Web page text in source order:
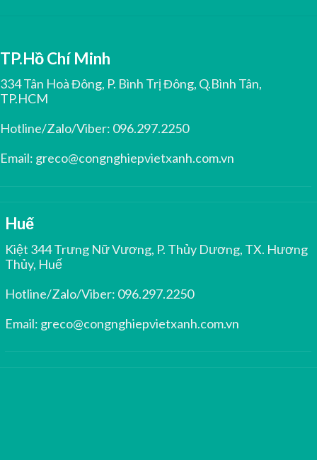
TP.Hồ Chí Minh
334 Tân Hoà Đông, P. Bình Trị Đông, Q.Bình Tân,
TP.HCM
Hotline/Zalo/Viber: 096.297.2250
Email: greco@congnghiepvietxanh.com.vn
Huế
Kiệt 344 Trưng Nữ Vương, P. Thủy Dương, TX. Hương
Thủy, Huế
Hotline/Zalo/Viber: 096.297.2250
Email: greco@congnghiepvietxanh.com.vn